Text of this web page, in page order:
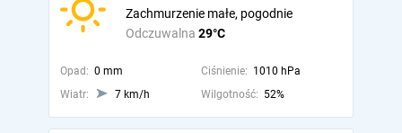
Odczuwalna 29°C
Zachmurzenie małe, pogodnie
Opad: 0 mm Ciśnienie: 1010 hPa
Wiatr:
7 km/h Wilgotność: 52%